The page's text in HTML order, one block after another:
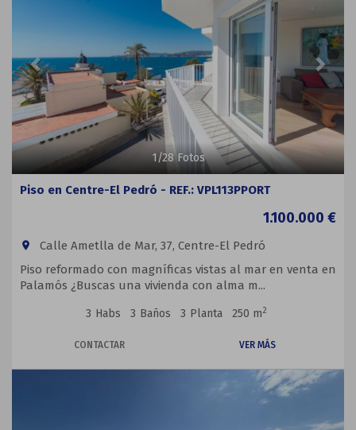
1/28 Fotos
Piso en Centre-El Pedró - REF.: VPL113PPORT
1.100.000 €
room
Calle Ametlla de Mar, 37, Centre-El Pedró
Piso reformado con magníficas vistas al mar en venta en
Palamós ¿Buscas una vivienda con alma m...
3 Habs 3 Baños 3 Planta 250 m2
CONTACTAR VER MÁS
Next